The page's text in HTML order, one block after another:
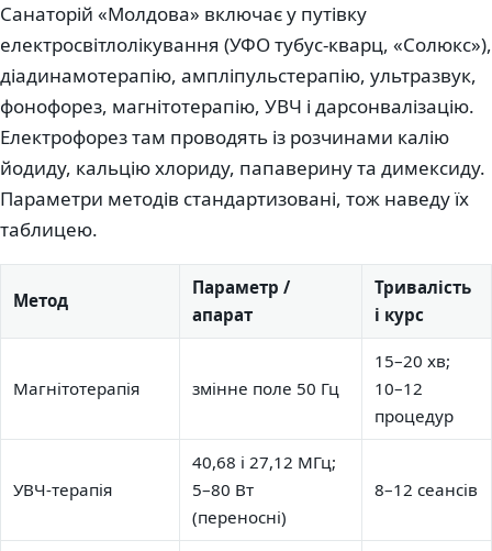
Санаторій «Молдова» включає у путівку
електросвітлолікування (УФО тубус-кварц, «Солюкс»),
діадинамотерапію, ампліпульстерапію, ультразвук,
фонофорез, магнітотерапію, УВЧ і дарсонвалізацію.
Електрофорез там проводять із розчинами калію
йодиду, кальцію хлориду, папаверину та димексиду.
Параметри методів стандартизовані, тож наведу їх
таблицею.
Метод
Параметр /
апарат
Тривалість
і курс
Магнітотерапія змінне поле 50 Гц
15–20 хв;
10–12
процедур
УВЧ-терапія
40,68 і 27,12 МГц;
5–80 Вт
(переносні)
8–12 сеансів